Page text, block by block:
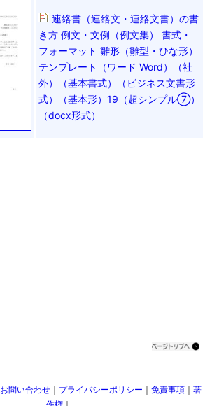
連絡書（連絡文・連絡文書）の書
き方 例文・文例（例文集） 書式・
フォーマット 雛形（雛型・ひな形）
テンプレート（ワード Word）（社
外）（基本書式）（ビジネス文書形
式）（基本形）19（超シンプル⑦）
（docx形式）
お問い合わせ ｜ プライバシーポリシー ｜ 免責事項 ｜ 著